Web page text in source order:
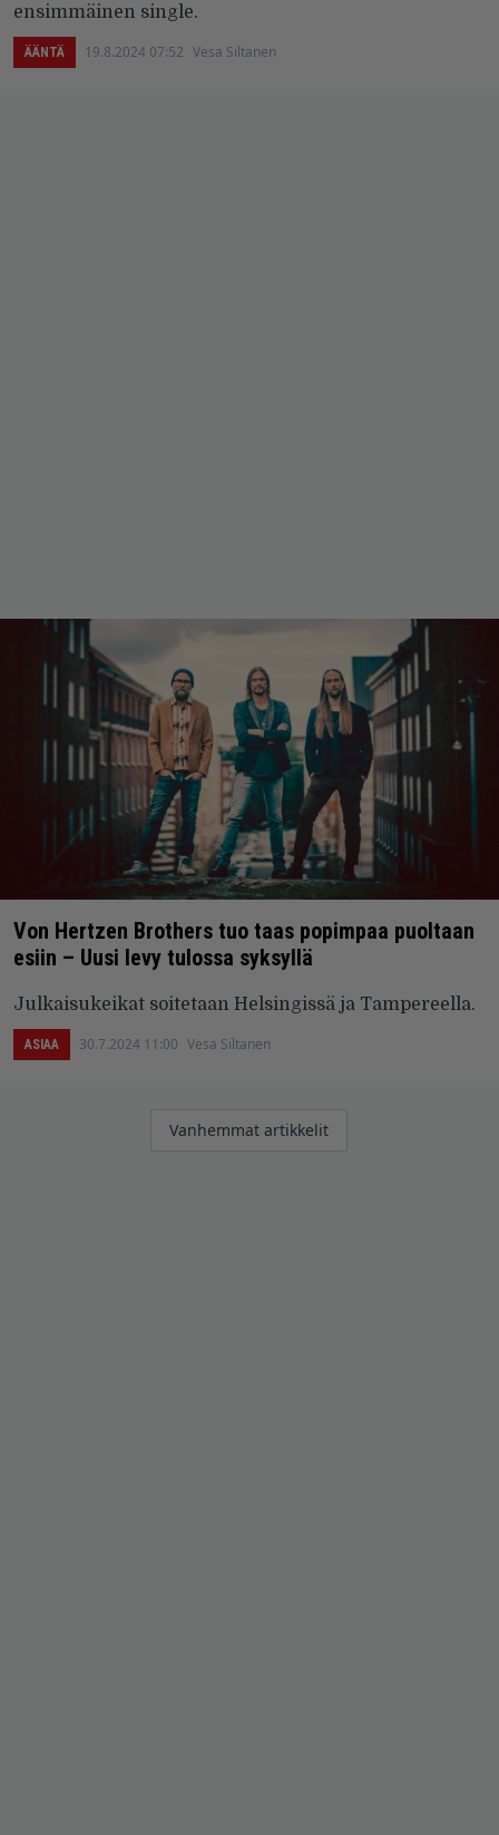
ensimmäinen single.
ÄÄNTÄ 19.8.2024 07:52 Vesa Siltanen
Von Hertzen Brothers tuo taas popimpaa puoltaan
esiin – Uusi levy tulossa syksyllä
Julkaisukeikat soitetaan Helsingissä ja Tampereella.
ASIAA 30.7.2024 11:00 Vesa Siltanen
Artikkelien
Vanhemmat artikkelit